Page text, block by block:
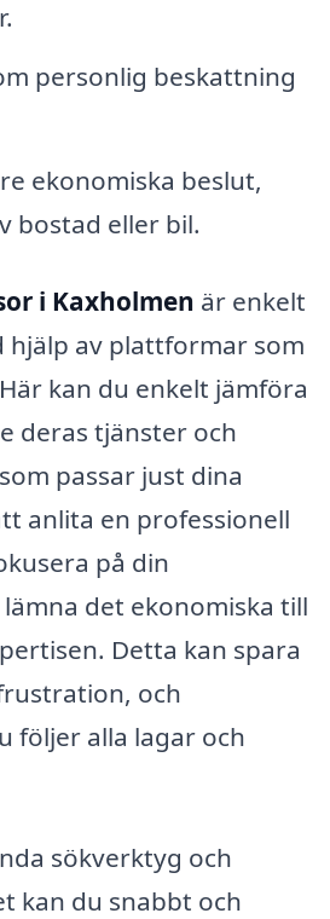
personlig beskattning
ekonomiska beslut,
bostad eller bil.
i Kaxholmen är enkelt
hjälp av plattformar som
kan du enkelt jämföra
deras tjänster och
passar just dina
anlita en professionell
på din
det ekonomiska till
Detta kan spara
och
följer alla lagar och
sökverktyg och
kan du snabbt och